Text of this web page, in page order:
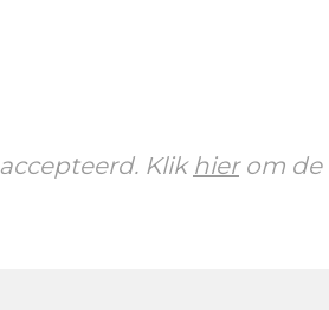
Klik hierom de